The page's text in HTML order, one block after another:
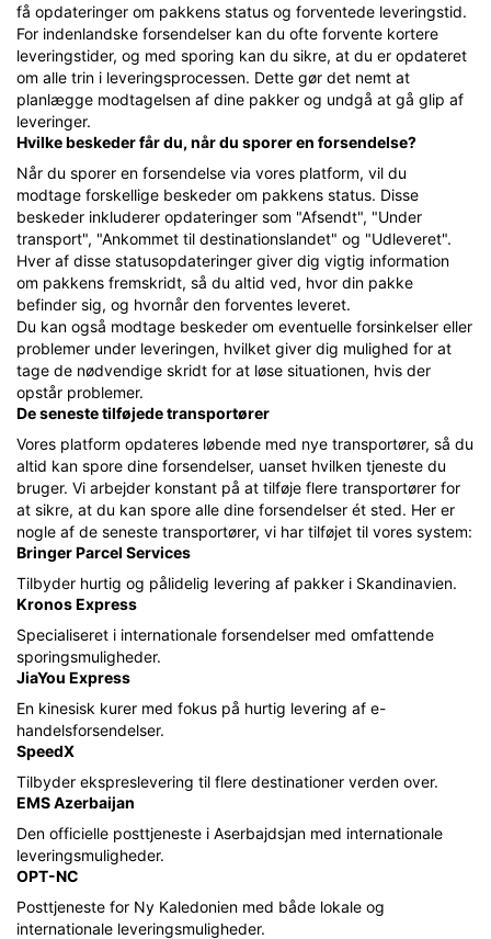
få opdateringer om pakkens status og forventede leveringstid.
For indenlandske forsendelser kan du ofte forvente kortere
leveringstider, og med sporing kan du sikre, at du er opdateret
om alle trin i leveringsprocessen. Dette gør det nemt at
planlægge modtagelsen af dine pakker og undgå at gå glip af
leveringer.
Hvilke beskeder får du, når du sporer en forsendelse?
Når du sporer en forsendelse via vores platform, vil du
modtage forskellige beskeder om pakkens status. Disse
beskeder inkluderer opdateringer som "Afsendt", "Under
transport", "Ankommet til destinationslandet" og "Udleveret".
Hver af disse statusopdateringer giver dig vigtig information
om pakkens fremskridt, så du altid ved, hvor din pakke
befinder sig, og hvornår den forventes leveret.
Du kan også modtage beskeder om eventuelle forsinkelser eller
problemer under leveringen, hvilket giver dig mulighed for at
tage de nødvendige skridt for at løse situationen, hvis der
opstår problemer.
De seneste tilføjede transportører
Vores platform opdateres løbende med nye transportører, så du
altid kan spore dine forsendelser, uanset hvilken tjeneste du
bruger. Vi arbejder konstant på at tilføje flere transportører for
at sikre, at du kan spore alle dine forsendelser ét sted. Her er
nogle af de seneste transportører, vi har tilføjet til vores system:
Bringer Parcel Services
Tilbyder hurtig og pålidelig levering af pakker i Skandinavien.
Kronos Express
Specialiseret i internationale forsendelser med omfattende
sporingsmuligheder.
JiaYou Express
En kinesisk kurer med fokus på hurtig levering af e-
handelsforsendelser.
SpeedX
Tilbyder ekspreslevering til flere destinationer verden over.
EMS Azerbaijan
Den officielle posttjeneste i Aserbajdsjan med internationale
leveringsmuligheder.
OPT-NC
Posttjeneste for Ny Kaledonien med både lokale og
internationale leveringsmuligheder.